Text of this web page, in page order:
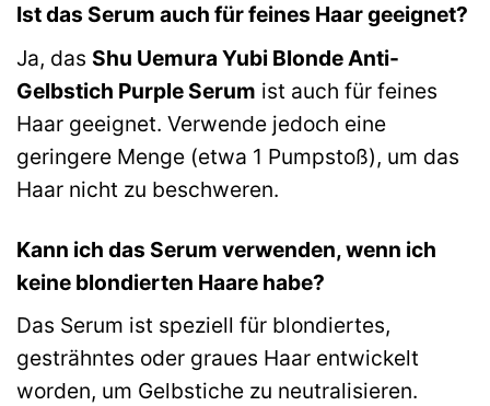
Ist das Serum auch für feines Haar geeignet?
Ja, das Shu Uemura Yubi Blonde Anti-
Gelbstich Purple Serum ist auch für feines
Haar geeignet. Verwende jedoch eine
geringere Menge (etwa 1 Pumpstoß), um das
Haar nicht zu beschweren.
Kann ich das Serum verwenden, wenn ich
keine blondierten Haare habe?
Das Serum ist speziell für blondiertes,
gesträhntes oder graues Haar entwickelt
worden, um Gelbstiche zu neutralisieren.